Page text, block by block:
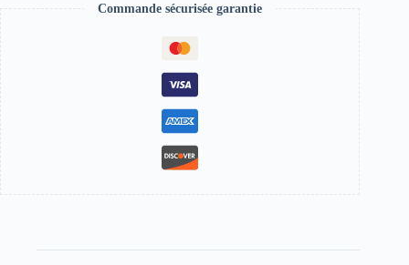
Commande sécurisée garantie